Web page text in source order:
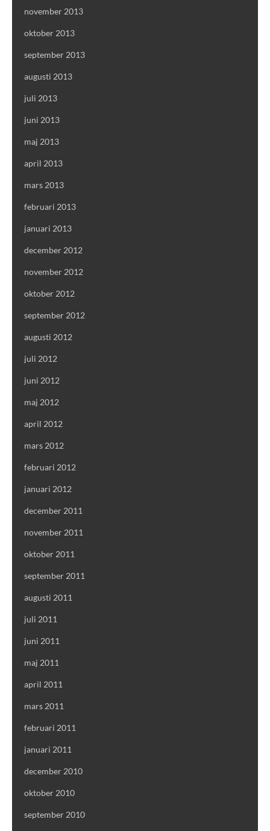
november 2013
oktober 2013
september 2013
augusti 2013
juli 2013
juni 2013
maj 2013
april 2013
mars 2013
februari 2013
januari 2013
december 2012
november 2012
oktober 2012
september 2012
augusti 2012
juli 2012
juni 2012
maj 2012
april 2012
mars 2012
februari 2012
januari 2012
december 2011
november 2011
oktober 2011
september 2011
augusti 2011
juli 2011
juni 2011
maj 2011
april 2011
mars 2011
februari 2011
januari 2011
december 2010
oktober 2010
september 2010